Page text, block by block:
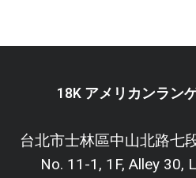
18K アメリカンラン
台北市士林區中山北路七
No. 11-1, 1F, Alley 30,